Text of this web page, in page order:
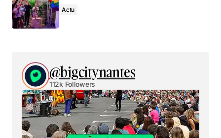
Actu
@bigcitynantes
112k Followers